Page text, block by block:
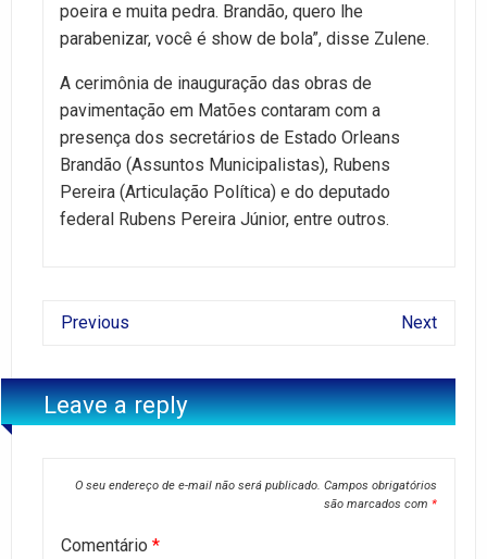
poeira e muita pedra. Brandão, quero lhe
parabenizar, você é show de bola”, disse Zulene.
A cerimônia de inauguração das obras de
pavimentação em Matões contaram com a
presença dos secretários de Estado Orleans
Brandão (Assuntos Municipalistas), Rubens
Pereira (Articulação Política) e do deputado
federal Rubens Pereira Júnior, entre outros.
Previous Next
Leave a reply
O seu endereço de e-mail não será publicado. Campos obrigatórios
são marcados com *
Comentário *